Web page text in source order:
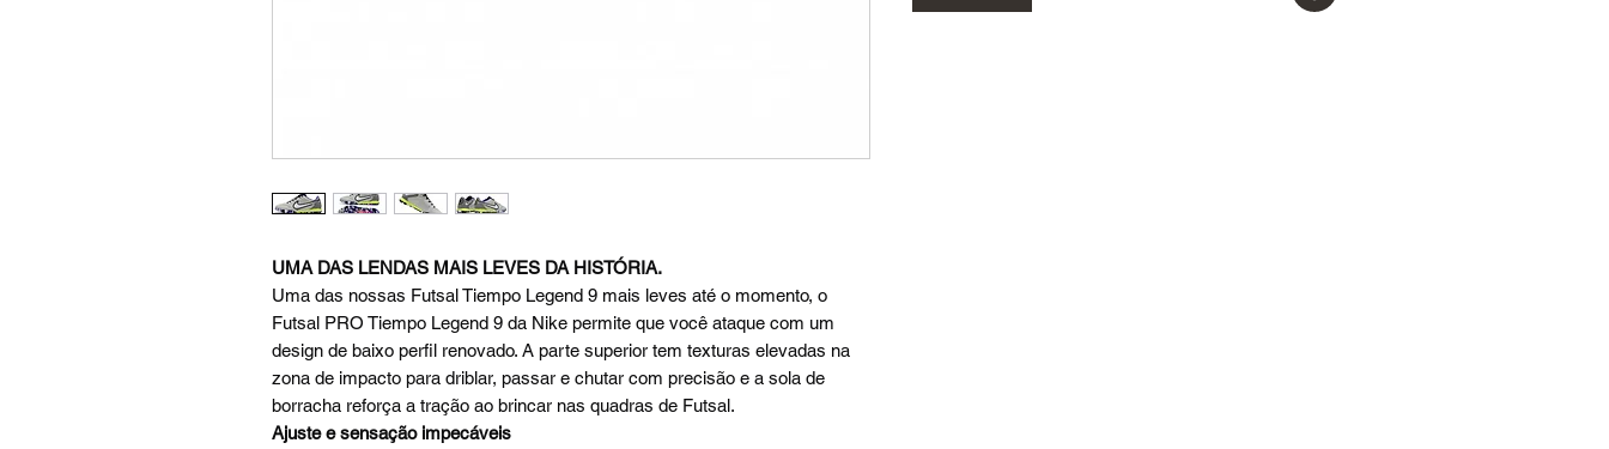
UMA DAS LENDAS MAIS LEVES DA HISTÓRIA.
Uma das nossas Futsal Tiempo Legend 9 mais leves até o momento, o
Futsal PRO Tiempo Legend 9 da Nike permite que você ataque com um
design de baixo perfil renovado. A parte superior tem texturas elevadas na
zona de impacto para driblar, passar e chutar com precisão e a sola de
borracha reforça a tração ao brincar nas quadras de Futsal.
Ajuste e sensação impecáveis